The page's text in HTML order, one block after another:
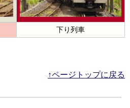
下り列車
↑ページトップに戻る